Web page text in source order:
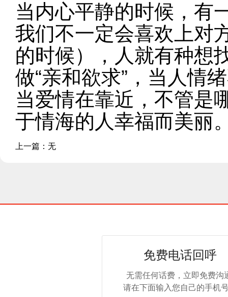
当内心平静的时候，有
我们不一定会喜欢上对
的时候），人就有种想
做“亲和欲求”，当人情
当爱情在靠近，不管是
于情海的人幸福而美丽
上一篇： 无
免费电话回呼
无需任何话费，立即免费沟
请在下面输入您自己的手机